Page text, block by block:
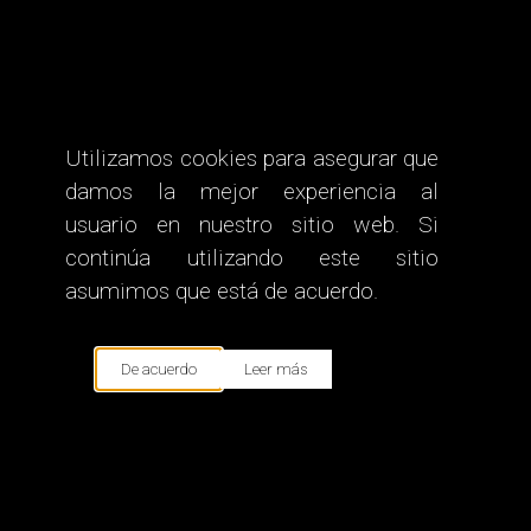
Canciones en Español
Canciones en Español
Canciones en Español
Canciones en Español
Utilizamos cookies para asegurar que
damos la mejor experiencia al
usuario en nuestro sitio web. Si
continúa utilizando este sitio
asumimos que está de acuerdo.
De acuerdo Leer más